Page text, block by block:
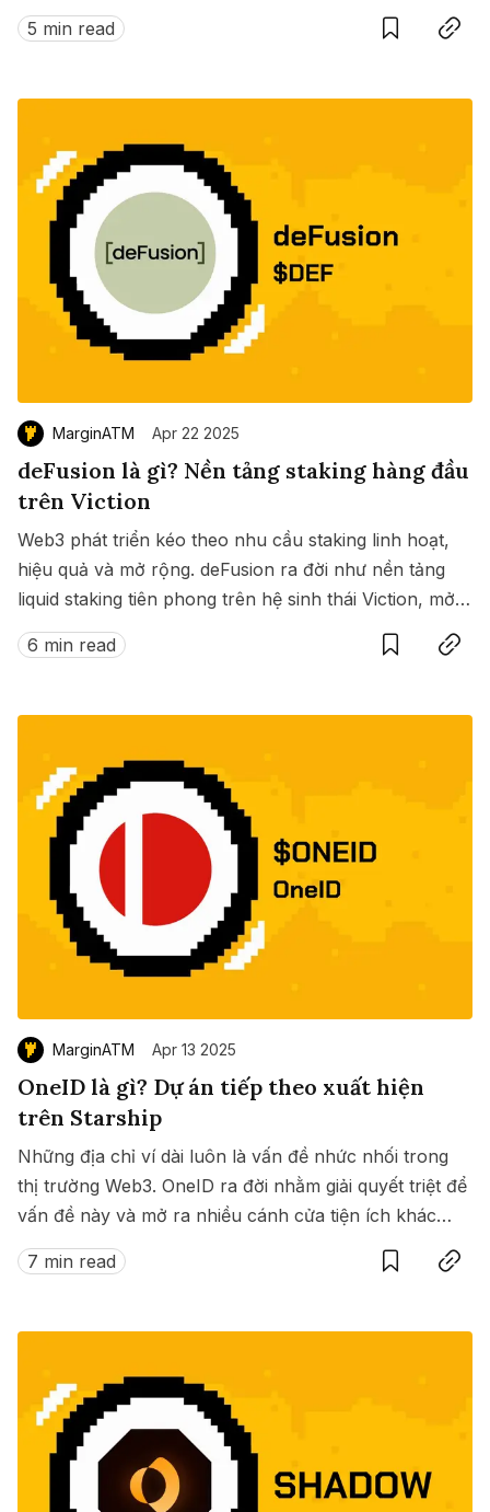
biệt? ?
5 min read
MarginATM Apr 22 2025
deFusion là gì? Nền tảng staking hàng đầu
trên Viction
Web3 phát triển kéo theo nhu cầu staking linh hoạt,
hiệu quả và mở rộng. deFusion ra đời như nền tảng
liquid staking tiên phong trên hệ sinh thái Viction, mở
ra kỷ nguyên mới: staking on-chain mà không cần
đánh đổi giữa phần thưởng và thanh khoản.
6 min read
SaveCopy link
MarginATM Apr 13 2025
OneID là gì? Dự án tiếp theo xuất hiện
trên Starship
Những địa chỉ ví dài luôn là vấn đề nhức nhối trong
thị trường Web3. OneID ra đời nhằm giải quyết triệt để
vấn đề này và mở ra nhiều cánh cửa tiện ích khác
nữa dành cho người dùng trong thế giới Web3.
7 min read
SaveCopy link